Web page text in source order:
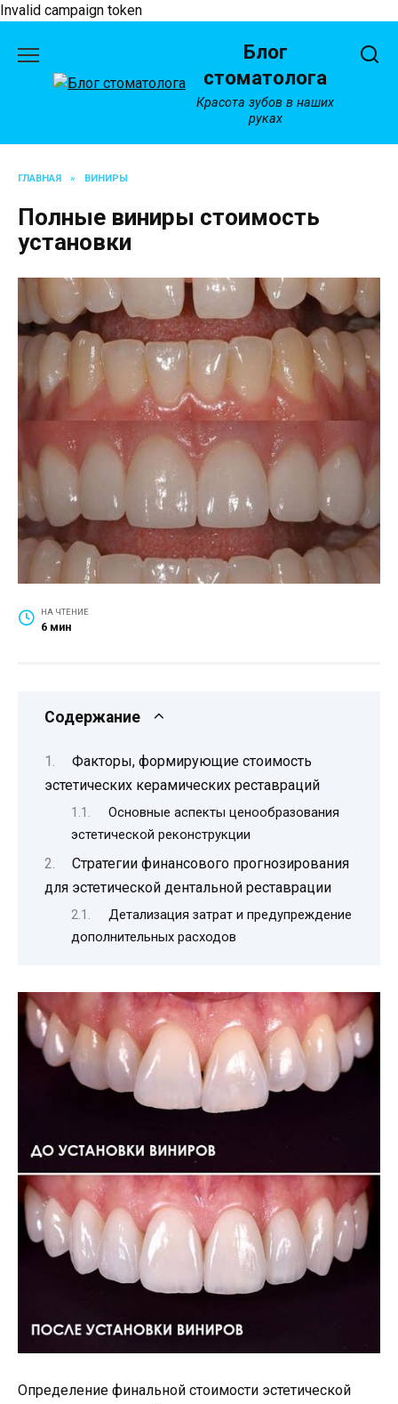
Invalid campaign token
содержанию
Блог
стоматолога
Красота зубов в наших
руках
ГЛАВНАЯ » ВИНИРЫ
Полные виниры стоимость
установки
НА ЧТЕНИЕ
6 мин
Содержание
Факторы, формирующие стоимость
эстетических керамических реставраций
Основные аспекты ценообразования
эстетической реконструкции
Стратегии финансового прогнозирования
для эстетической дентальной реставрации
Детализация затрат и предупреждение
дополнительных расходов
Определение финальной стоимости эстетической